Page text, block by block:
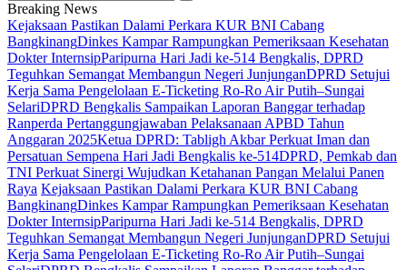
Breaking News
Kejaksaan Pastikan Dalami Perkara KUR BNI Cabang
BangkinangDinkes Kampar Rampungkan Pemeriksaan Kesehatan
Dokter InternsipParipurna Hari Jadi ke-514 Bengkalis, DPRD
Teguhkan Semangat Membangun Negeri JunjunganDPRD Setujui
Kerja Sama Pengelolaan E-Ticketing Ro-Ro Air Putih–Sungai
SelariDPRD Bengkalis Sampaikan Laporan Banggar terhadap
Ranperda Pertanggungjawaban Pelaksanaan APBD Tahun
Anggaran 2025Ketua DPRD: Tabligh Akbar Perkuat Iman dan
Persatuan Sempena Hari Jadi Bengkalis ke-514DPRD, Pemkab dan
TNI Perkuat Sinergi Wujudkan Ketahanan Pangan Melalui Panen
Raya Kejaksaan Pastikan Dalami Perkara KUR BNI Cabang
BangkinangDinkes Kampar Rampungkan Pemeriksaan Kesehatan
Dokter InternsipParipurna Hari Jadi ke-514 Bengkalis, DPRD
Teguhkan Semangat Membangun Negeri JunjunganDPRD Setujui
Kerja Sama Pengelolaan E-Ticketing Ro-Ro Air Putih–Sungai